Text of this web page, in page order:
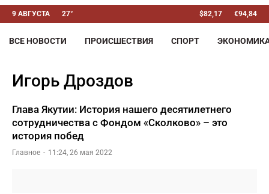
9 АВГУСТА 27° $82,17 €94,84
ВСЕ НОВОСТИ ПРОИСШЕСТВИЯ СПОРТ
Игорь Дроздов
Глава Якутии: История нашего десятилетнего
сотрудничества с Фондом «Сколково» – это
история побед
Главное 11:24, 26 мая 2022